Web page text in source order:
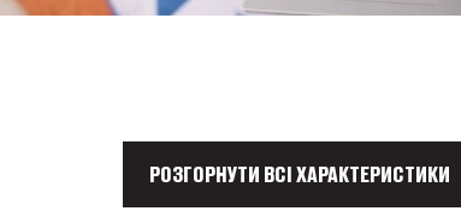
РОЗГОРНУТИ ВСІ ХАРАКТЕРИСТИКИ